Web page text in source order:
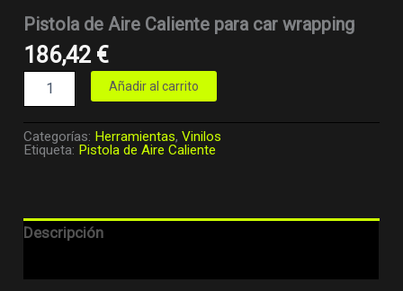
Pistola de Aire Caliente para car wrapping
186,42 €
Añadir al carrito
Categorías: Herramientas,Vinilos
Etiqueta: Pistola de Aire Caliente
Descripción